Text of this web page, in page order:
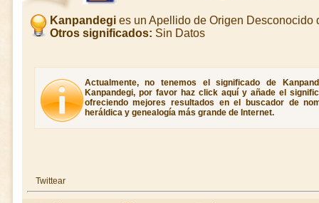
Kanpandegies un Apellido de Origen Desconocido
Otros significados: Sin Datos
Actualmente, no tenemos el significado de
Kanpandegi, por favor haz click aquí y añade el
ofreciendo mejores resultados en el buscador de
heráldica y genealogía más grande de Internet.
Twittear